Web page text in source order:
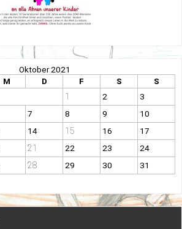
Oktober 2021
M D F S S
1 2
3
7 8 9
10
14 15 16
17
21 22 23
24
28 29 30 31